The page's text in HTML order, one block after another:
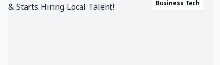
Business Tech